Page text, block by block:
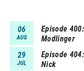
06
AUG
Episode 400
Modlinger
29
JUL
Episode 404
Nick